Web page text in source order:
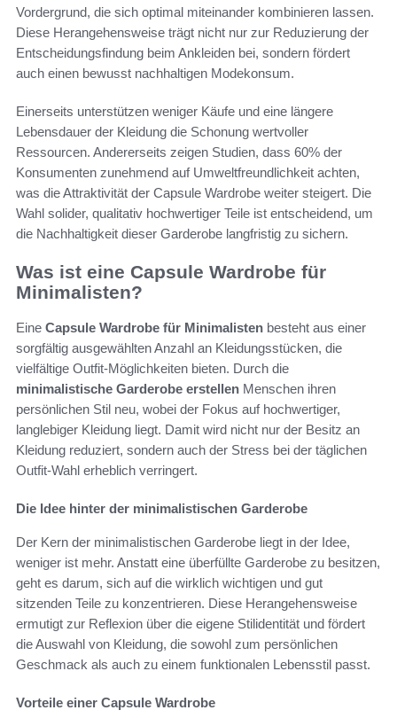
Vordergrund, die sich optimal miteinander kombinieren lassen.
Diese Herangehensweise trägt nicht nur zur Reduzierung der
Entscheidungsfindung beim Ankleiden bei, sondern fördert
auch einen bewusst nachhaltigen Modekonsum.
Einerseits unterstützen weniger Käufe und eine längere
Lebensdauer der Kleidung die Schonung wertvoller
Ressourcen. Andererseits zeigen Studien, dass 60% der
Konsumenten zunehmend auf Umweltfreundlichkeit achten,
was die Attraktivität der Capsule Wardrobe weiter steigert. Die
Wahl solider, qualitativ hochwertiger Teile ist entscheidend, um
die Nachhaltigkeit dieser Garderobe langfristig zu sichern.
Was ist eine Capsule Wardrobe für
Minimalisten?
Eine Capsule Wardrobe für Minimalisten besteht aus einer
sorgfältig ausgewählten Anzahl an Kleidungsstücken, die
vielfältige Outfit-Möglichkeiten bieten. Durch die
minimalistische Garderobe erstellen Menschen ihren
persönlichen Stil neu, wobei der Fokus auf hochwertiger,
langlebiger Kleidung liegt. Damit wird nicht nur der Besitz an
Kleidung reduziert, sondern auch der Stress bei der täglichen
Outfit-Wahl erheblich verringert.
Die Idee hinter der minimalistischen Garderobe
Der Kern der minimalistischen Garderobe liegt in der Idee,
weniger ist mehr. Anstatt eine überfüllte Garderobe zu besitzen,
geht es darum, sich auf die wirklich wichtigen und gut
sitzenden Teile zu konzentrieren. Diese Herangehensweise
ermutigt zur Reflexion über die eigene Stilidentität und fördert
die Auswahl von Kleidung, die sowohl zum persönlichen
Geschmack als auch zu einem funktionalen Lebensstil passt.
Vorteile einer Capsule Wardrobe